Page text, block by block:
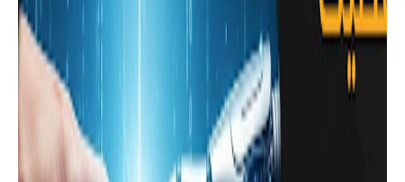
تطبيق لحظر الإعلانات المنبثقة التي
تظهر عشوائياً على شاشتك